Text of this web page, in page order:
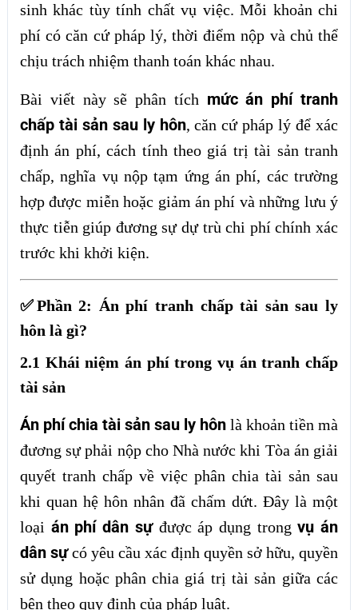
sinh khác tùy tính chất vụ việc. Mỗi khoản chi
phí có căn cứ pháp lý, thời điểm nộp và chủ thể
chịu trách nhiệm thanh toán khác nhau.
Bài viết này sẽ phân tích mức án phí tranh
chấp tài sản sau ly hôn, căn cứ pháp lý để xác
định án phí, cách tính theo giá trị tài sản tranh
chấp, nghĩa vụ nộp tạm ứng án phí, các trường
hợp được miễn hoặc giảm án phí và những lưu ý
thực tiễn giúp đương sự dự trù chi phí chính xác
trước khi khởi kiện.
✅Phần 2: Án phí tranh chấp tài sản sau ly
hôn là gì?
2.1 Khái niệm án phí trong vụ án tranh chấp
tài sản
Án phí chia tài sản sau ly hôn là khoản tiền mà
đương sự phải nộp cho Nhà nước khi Tòa án giải
quyết tranh chấp về việc phân chia tài sản sau
khi quan hệ hôn nhân đã chấm dứt. Đây là một
loại án phí dân sựđược áp dụng trongvụ án
dân sựcó yêu cầu xác định quyền sở hữu, quyền
sử dụng hoặc phân chia giá trị tài sản giữa các
bên theo quy định của pháp luật.